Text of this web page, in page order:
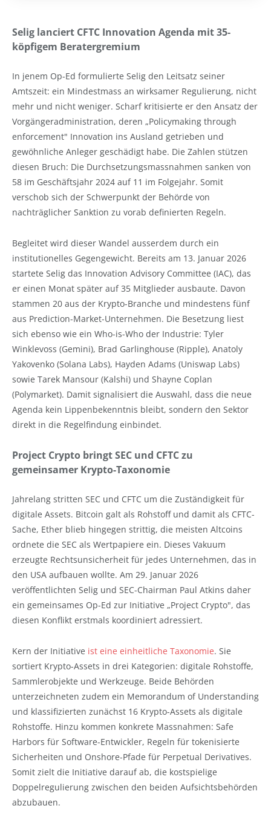
Selig lanciert CFTC Innovation Agenda mit 35-
köpfigem Beratergremium
In jenem Op-Ed formulierte Selig den Leitsatz seiner
Amtszeit: ein Mindestmass an wirksamer Regulierung, nicht
mehr und nicht weniger. Scharf kritisierte er den Ansatz der
Vorgängeradministration, deren „Policymaking through
enforcement" Innovation ins Ausland getrieben und
gewöhnliche Anleger geschädigt habe. Die Zahlen stützen
diesen Bruch: Die Durchsetzungsmassnahmen sanken von
58 im Geschäftsjahr 2024 auf 11 im Folgejahr. Somit
verschob sich der Schwerpunkt der Behörde von
nachträglicher Sanktion zu vorab definierten Regeln.
Begleitet wird dieser Wandel ausserdem durch ein
institutionelles Gegengewicht. Bereits am 13. Januar 2026
startete Selig das Innovation Advisory Committee (IAC), das
er einen Monat später auf 35 Mitglieder ausbaute. Davon
stammen 20 aus der Krypto-Branche und mindestens fünf
aus Prediction-Market-Unternehmen. Die Besetzung liest
sich ebenso wie ein Who-is-Who der Industrie: Tyler
Winklevoss (Gemini), Brad Garlinghouse (Ripple), Anatoly
Yakovenko (Solana Labs), Hayden Adams (Uniswap Labs)
sowie Tarek Mansour (Kalshi) und Shayne Coplan
(Polymarket). Damit signalisiert die Auswahl, dass die neue
Agenda kein Lippenbekenntnis bleibt, sondern den Sektor
direkt in die Regelfindung einbindet.
Project Crypto bringt SEC und CFTC zu
gemeinsamer Krypto-Taxonomie
Jahrelang stritten SEC und CFTC um die Zuständigkeit für
digitale Assets. Bitcoin galt als Rohstoff und damit als CFTC-
Sache, Ether blieb hingegen strittig, die meisten Altcoins
ordnete die SEC als Wertpapiere ein. Dieses Vakuum
erzeugte Rechtsunsicherheit für jedes Unternehmen, das in
den USA aufbauen wollte. Am 29. Januar 2026
veröffentlichten Selig und SEC-Chairman Paul Atkins daher
ein gemeinsames Op-Ed zur Initiative „Project Crypto", das
diesen Konflikt erstmals koordiniert adressiert.
Kern der Initiative ist eine einheitliche Taxonomie. Sie
sortiert Krypto-Assets in drei Kategorien: digitale Rohstoffe,
Sammlerobjekte und Werkzeuge. Beide Behörden
unterzeichneten zudem ein Memorandum of Understanding
und klassifizierten zunächst 16 Krypto-Assets als digitale
Rohstoffe. Hinzu kommen konkrete Massnahmen: Safe
Harbors für Software-Entwickler, Regeln für tokenisierte
Sicherheiten und Onshore-Pfade für Perpetual Derivatives.
Somit zielt die Initiative darauf ab, die kostspielige
Doppelregulierung zwischen den beiden Aufsichtsbehörden
abzubauen.